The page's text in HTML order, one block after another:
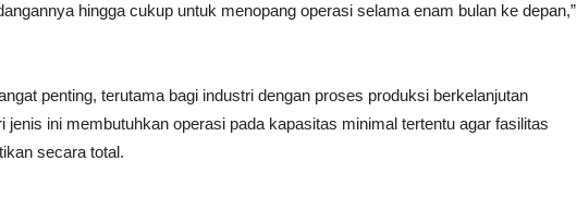
hingga cukup untuk menopang operasi selama enam bulan ke depan,”
penting, terutama bagi industri dengan proses produksi berkelanjutan
jenis ini membutuhkan operasi pada kapasitas minimal tertentu agar fasilitas
secara total.